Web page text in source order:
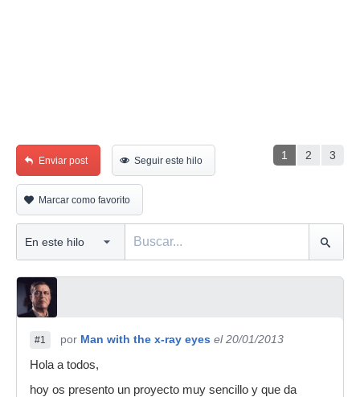
1 2 3
Enviar post Seguir este hilo
Marcar como favorito
#1 por Man with the x-ray eyes el 20/01/2013
Hola a todos,
hoy os presento un proyecto muy sencillo y que da